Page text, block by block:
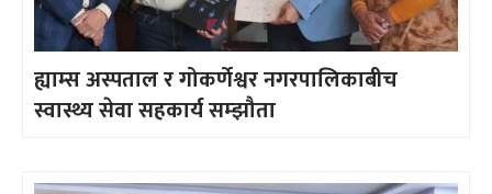
ह्याम्स अस्पताल र गोकर्णेश्वर नगरपालिकाबीच
स्वास्थ्य सेवा सहकार्य सम्झौता